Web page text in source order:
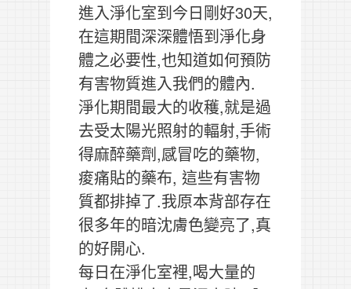
進入淨化室到今日剛好30天,
在這期間深深體悟到淨化身
體之必要性,也知道如何預防
有害物質進入我們的體內.
淨化期間最大的收穫,就是過
去受太陽光照射的輻射,手術
得麻醉藥劑,感冒吃的藥物,
痠痛貼的藥布, 這些有害物
質都排掉了.我原本背部存在
很多年的暗沈膚色變亮了,真
的好開心.
每日在淨化室裡,喝大量的